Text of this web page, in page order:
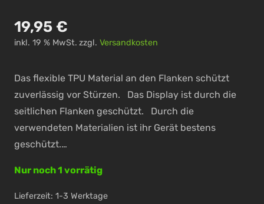
19,95 €
inkl. 19 % MwSt. zzgl.Versandkosten
Das flexible TPU Material an den Flanken schützt
zuverlässig vor Stürzen. Das Display ist durch die
seitlichen Flanken geschützt. Durch die
verwendeten Materialien ist ihr Gerät bestens
geschützt.…
Nur noch 1 vorrätig
Lieferzeit: 1-3 Werktage